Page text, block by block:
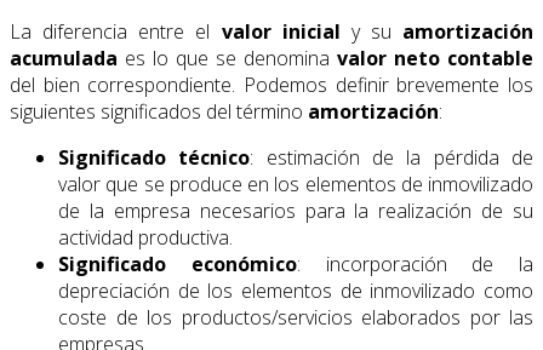
La diferencia entre el valor inicial y su amortización
acumulada es lo que se denomina valor neto contable
del bien correspondiente. Podemos definir brevemente los
siguientes significados del término amortización:
Significado técnico: estimación de la pérdida de
valor que se produce en los elementos de inmovilizado
de la empresa necesarios para la realización de su
actividad productiva.
Significado económico: incorporación de la
depreciación de los elementos de inmovilizado como
coste de los productos/servicios elaborados por las
empresas.